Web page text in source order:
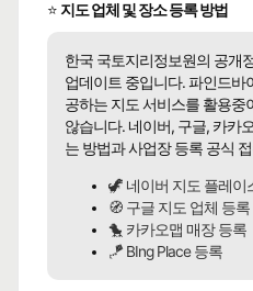
⭐ 지도 업체 및 장소 등록 방법
한국 국토지리정보원의 공개
업데이트 중입니다. 파인드바
공하는 지도 서비스를 활용중
않습니다. 네이버, 구글, 카카
는 방법과 사업장 등록 공식
🦖 네이버 지도 플레이
🧭 구글 지도 업체 등록
🐤 카카오맵 매장 등록
🪁 BIng Place 등록